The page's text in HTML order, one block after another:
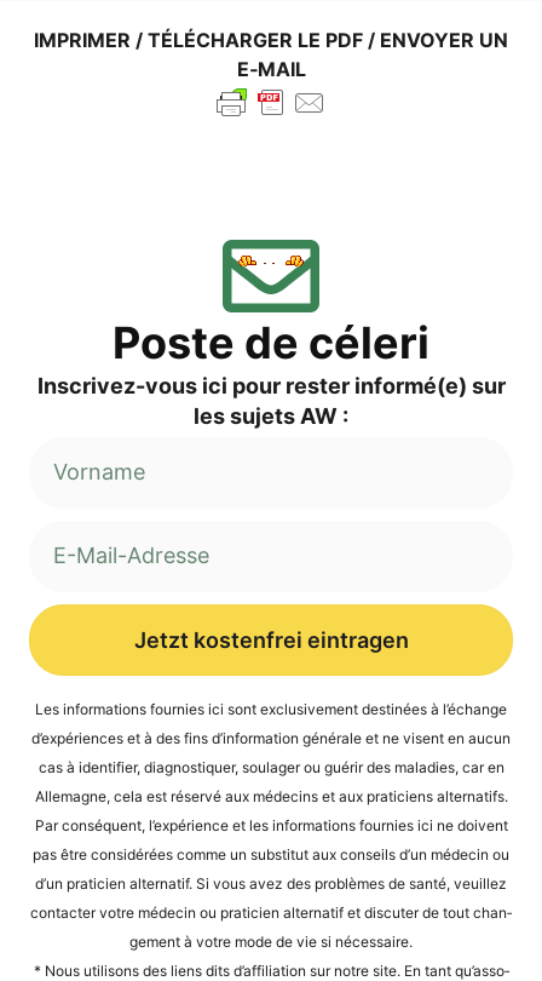
IMPRI­MER / TÉLÉ­CHAR­GER LE PDF / ENVOY­ER UN
E‑MAIL
Pos­te de céleri
Inscri­vez-vous ici pour res­ter informé(e) sur
les sujets AW :
Jetzt kostenfrei eintragen
Les infor­ma­ti­ons four­nies ici sont exclu­si­ve­ment desti­nées à l’é­ch­an­ge
d’expé­ri­en­ces et à des fins d’in­for­ma­ti­on géné­ra­le et ne visent en aucun
cas à iden­ti­fier, dia­gnos­ti­quer, sou­la­ger ou guérir des mala­dies, car en
Alle­ma­gne, cela est réser­vé aux méde­cins et aux pra­ti­ci­ens alter­na­tifs.
Par con­sé­quent, l’expérience et les infor­ma­ti­ons four­nies ici ne doi­vent
pas être con­sidé­rées com­me un sub­sti­tut aux con­seils d’un méde­cin ou
d’un pra­ti­ci­en alter­na­tif. Si vous avez des pro­blè­mes de san­té, veuil­lez
cont­ac­ter vot­re méde­cin ou pra­ti­ci­en alter­na­tif et dis­cu­ter de tout chan­
ge­ment à vot­re mode de vie si nécessaire.
* Nous uti­li­sons des liens dits d’af­fi­lia­ti­on sur not­re site. En tant qu’as­so­